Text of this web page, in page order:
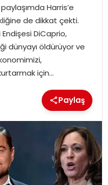
Harris’e
de dikkat çekti.
DiCaprio,
dünyayı öldürüyor ve
için…
Paylaş